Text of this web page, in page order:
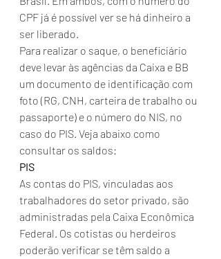
CPF já é possível ver se há dinheiro a
ser liberado.
Para realizar o saque, o beneficiário
deve levar às agências da Caixa e BB
um documento de identificação com
foto (RG, CNH, carteira de trabalho ou
passaporte) e o número do NIS, no
caso do PIS. Veja abaixo como
consultar os saldos:
PIS
As contas do PIS, vinculadas aos
trabalhadores do setor privado, são
administradas pela Caixa Econômica
Federal. Os cotistas ou herdeiros
poderão verificar se têm saldo a